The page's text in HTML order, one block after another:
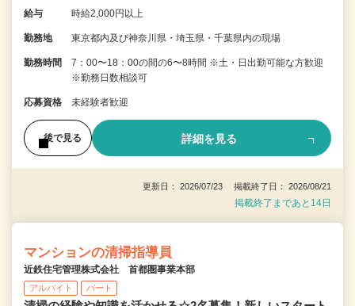
給与 時給2,000円以上
勤務地 東京都内及び神奈川県・埼玉県・千葉県内の現場
勤務時間
7：00〜18：00の間の6〜8時間 ※土・日出勤可能な方歓迎
※勤務日数相談可
応募資格 未経験者歓迎
後で見る 詳細を見る
更新日： 2026/07/23 掲載終了日： 2026/08/21
掲載終了まであと14日
マンションの清掃指導員
近鉄住宅管理株式会社 首都圏事業本部
アルバイト パート